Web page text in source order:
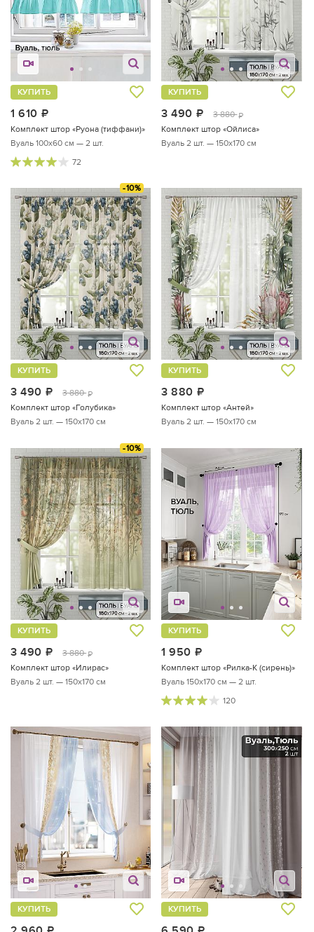
1 610
КУПИТЬ
Комплект штор «Руона (тиффани)»
Вуаль 100х60 см — 2 шт.
72
3 490 руб.
3 880 руб.
КУПИТЬ
Комплект штор «Ойлиса»
Вуаль 2 шт. — 150х170 см
-10%
3 490 руб.
3 880 руб.
КУПИТЬ
Комплект штор «Голубика»
Вуаль 2 шт. — 150х170 см
3 880
КУПИТЬ
Комплект штор «Антей»
Вуаль 2 шт. — 150х170 см
-10%
3 490 руб.
3 880 руб.
КУПИТЬ
Комплект штор «Илирас»
Вуаль 2 шт. — 150х170 см
1 950
КУПИТЬ
Комплект штор «Рилка-К (сирень)»
Вуаль 150х170 см — 2 шт.
120
КУПИТЬ КУПИТЬ